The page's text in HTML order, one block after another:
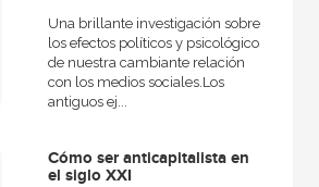
Una brillante investigación sobre
los efectos políticos y psicológicos
de nuestra cambiante relación
con los medios sociales.Los
antiguos ej...
Cómo ser anticapitalista en
el siglo XXI